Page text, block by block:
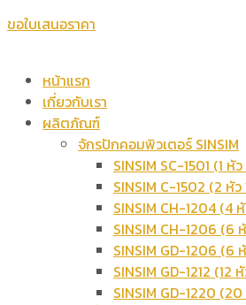
ขอใบเสนอราคา
หน้าแรก
เกี่ยวกับเรา
ผลิตภัณฑ์
จักรปักคอมพิวเตอร์ SINSIM
SINSIM SC-1501 (1 หั
SINSIM C-1502 (2 หัว
SINSIM CH-1204 (4
SINSIM CH-1206 (6
SINSIM GD-1206 (6
SINSIM GD-1212 (12
SINSIM GD-1220